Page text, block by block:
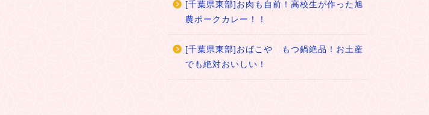
[千葉県東部]お肉も自前！高校生が作った旭
農ポークカレー！！
[千葉県東部]おばこや もつ鍋絶品！お土産
でも絶対おいしい！